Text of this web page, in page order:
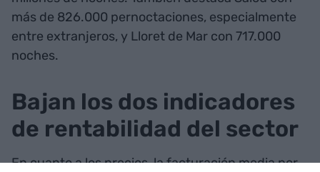
más de 826.000 pernoctaciones, especialmente
entre extranjeros, y Lloret de Mar con 717.000
noches.
Bajan los dos indicadores
de rentabilidad del sector
En cuanto a los precios, la facturación media por